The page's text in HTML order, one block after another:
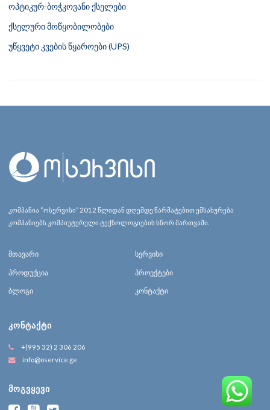
ოპტიკურ-ბოჭკოვანი ქსელები
ქსელური მოწყობილობები
უწყვეტი კვების წყაროები (UPS)
კომპანია “ოსერვისი” 2012 წლიდან დღემდე წარმატებით ემსახურება
კომპანიებს კომპიუტერული ტექნოლოგიების სწორ მართვაში.
მთავარი სერვისი
პროდუქცია პროექტები
ბლოგი კონტაქტი
ᲙᲝᲜᲢᲐᲥᲢᲘ
+(995 32) 2 306 206
info@oservice.ge
ᲛᲝᲒᲕᲧᲔᲕᲘ